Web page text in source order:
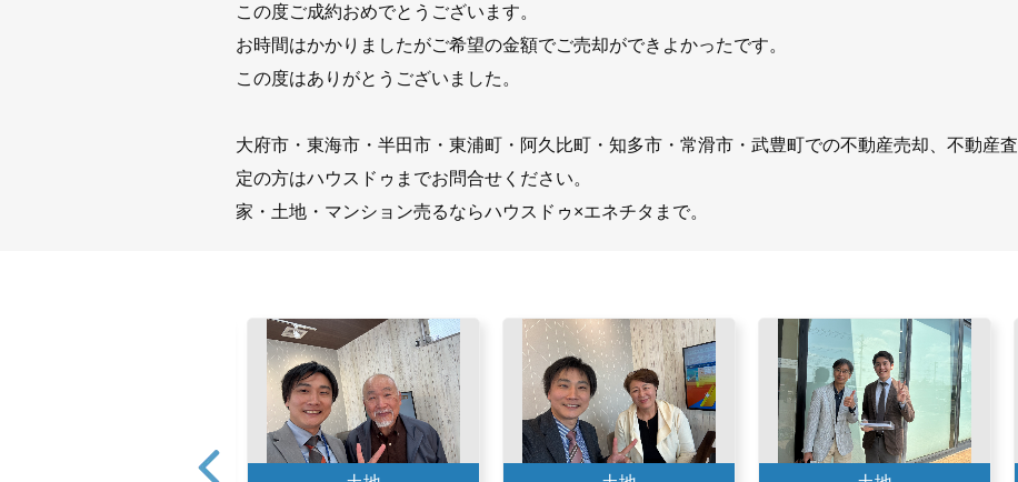
この度ご成約おめでとうございます。
お時間はかかりましたがご希望の金額でご売却ができよかったです。
この度はありがとうございました。
大府市・東海市・半田市・東浦町・阿久比町・知多市・常滑市・武豊町での不動産売却、不動産査
定の方はハウスドゥまでお問合せください。
家・土地・マンション売るならハウスドゥ×エネチタまで。